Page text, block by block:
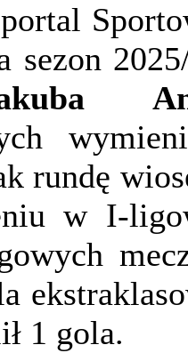
sezon
rundę
w I-
1 gola.